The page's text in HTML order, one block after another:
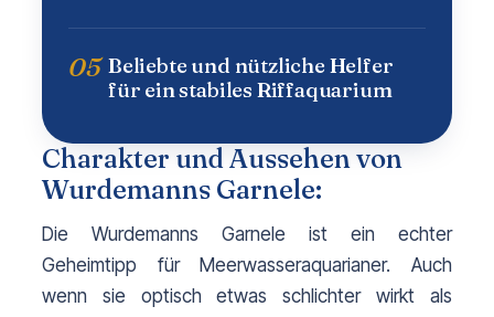
05 Beliebte und nützliche Helfer
für ein stabiles Riffaquarium
Charakter und Aussehen von
Wurdemanns Garnele:
Die Wurdemanns Garnele ist ein echter
Geheimtipp für Meerwasseraquarianer. Auch
wenn sie optisch etwas schlichter wirkt als